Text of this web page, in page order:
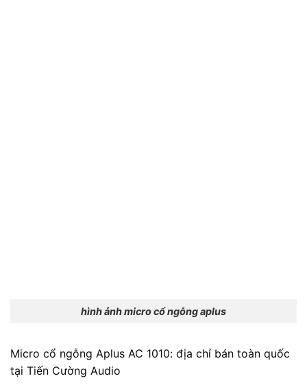
hình ảnh micro cổ ngỗng aplus
Micro cổ ngỗng Aplus AC 1010: địa chỉ bán toàn quốc
tại Tiến Cường Audio